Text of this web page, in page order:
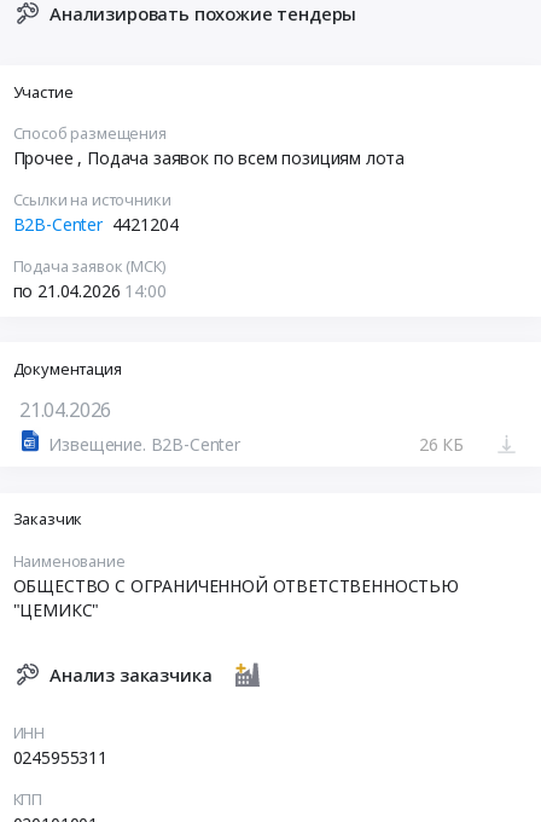
Анализировать похожие тендеры
Участие
Способ размещения
Прочее , Подача заявок по всем позициям лота
Ссылки на источники
B2B-Center 4421204
Подача заявок (МСК)
по 21.04.2026 14:00
Документация
21.04.2026
Извещение. B2B-Center 26 КБ
Заказчик
Наименование
ОБЩЕСТВО С ОГРАНИЧЕННОЙ ОТВЕТСТВЕННОСТЬЮ
"ЦЕМИКС"
Анализ заказчика
ИНН
0245955311
КПП